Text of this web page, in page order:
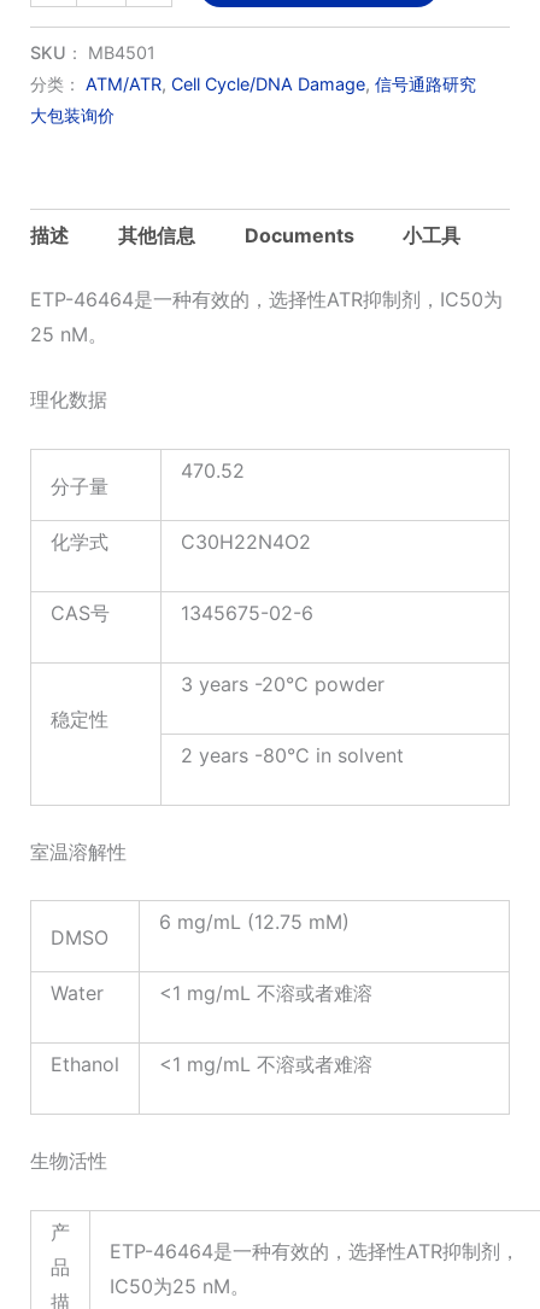
数
量
SKU： MB4501
分类： ATM/ATR, Cell Cycle/DNA Damage, 信号通路研究
大包装询价
描述 其他信息 Documents 小工具
ETP-46464是一种有效的，选择性ATR抑制剂，IC50为
25 nM。
理化数据
分子量
470.52
化学式 C30H22N4O2
CAS号 1345675-02-6
稳定性
3 years -20°C powder
2 years -80°C in solvent
室温溶解性
DMSO
6 mg/mL (12.75 mM)
Water <1 mg/mL 不溶或者难溶
Ethanol <1 mg/mL 不溶或者难溶
生物活性
产
品
描
ETP-46464是一种有效的，选择性ATR抑制剂，
IC50为25 nM。